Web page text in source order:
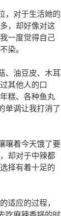
，对于生活她的
，却好像对这
一度觉得自己
染。
、油豆皮、木耳
其他人的口
糕、各种鱼丸
单调让我打消了
嚷着今天饿了要
却对于中辣都
择有着十足的
适应的过程，